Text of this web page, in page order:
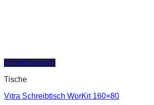
Schnellansicht
Tische
Vitra Schreibtisch WorKit 160×80